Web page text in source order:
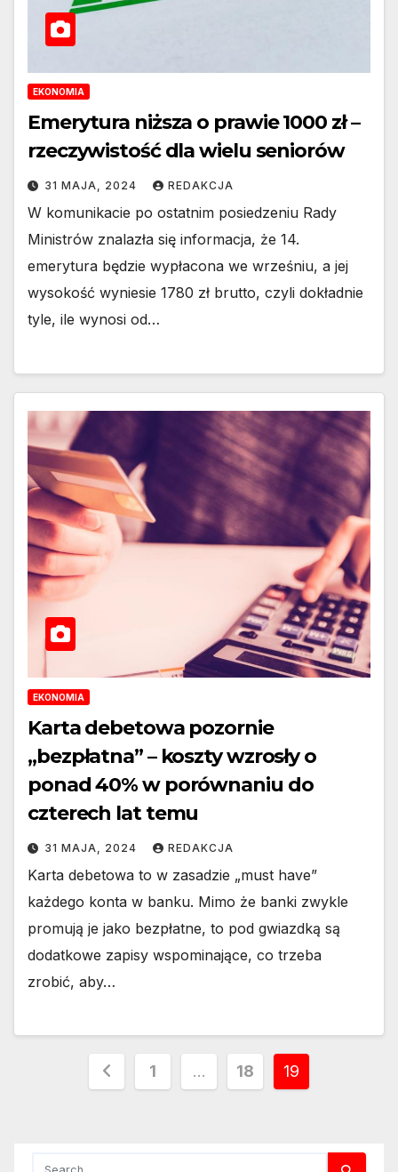
EKONOMIA
Emerytura niższa o prawie 1000 zł –
rzeczywistość dla wielu seniorów
31 MAJA, 2024 REDAKCJA
W komunikacie po ostatnim posiedzeniu Rady
Ministrów znalazła się informacja, że 14.
emerytura będzie wypłacona we wrześniu, a jej
wysokość wyniesie 1780 zł brutto, czyli dokładnie
tyle, ile wynosi od…
EKONOMIA
Karta debetowa pozornie
„bezpłatna” – koszty wzrosły o
ponad 40% w porównaniu do
czterech lat temu
31 MAJA, 2024 REDAKCJA
Karta debetowa to w zasadzie „must have”
każdego konta w banku. Mimo że banki zwykle
promują je jako bezpłatne, to pod gwiazdką są
dodatkowe zapisy wspominające, co trzeba
zrobić, aby…
Stronicowanie
1 … 18 19